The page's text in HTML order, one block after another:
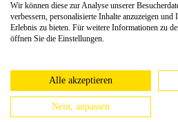
Nachnahmegebühren, wenn
Copyright 2026 Forstinger
Königstetter Straße 128 - 134/
europäschen Online-Streitbeilegungs-Plattform
Wir können diese zur Analyse unserer
verbessern, personalisierte Inhalte anzuzeigen und
Erlebnis zu bieten. Für weitere Informationen zu
öffnen Sie die Einstellungen.
Alle akzeptieren
Nein, anpassen